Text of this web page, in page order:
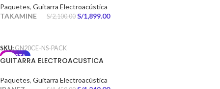
SOLIDA PACK
Paquetes, Guitarra Electroacústica
TAKAMINE
S/2,100.00 S/1,899.00
SKU: GN20CE-NS-PACK
OFERTA
GUITARRA ELECTROACUSTICA
PACK
Paquetes, Guitarra Electroacústica